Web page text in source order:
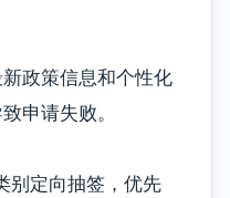
政策信息和个性化
申请失败。
别定向抽签，优先